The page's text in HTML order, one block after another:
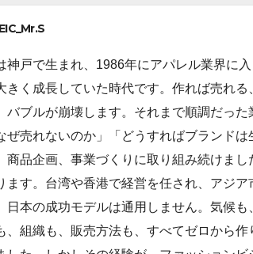
EIC_Mr.S
神戸で生まれ、1986年にアパレル業界に
きく成長していた時代です。作れば売れ
バブルが崩壊します。それまで順調だった
ぜ売れないのか」「どうすればブランド
商品企画、事業づくりに取り組み続けま
ます。台湾や香港で経営を任され、アジ
日本の成功モデルは通用しません。気候
、組織も、販売方法も、すべてゼロから